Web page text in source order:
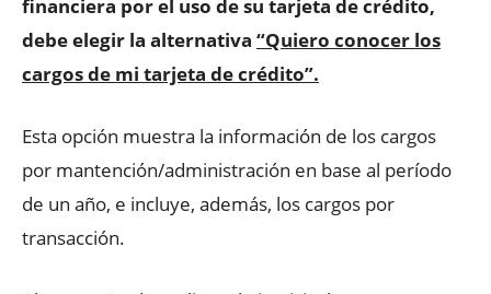
financiera por el uso de su tarjeta de crédito,
debe elegir la alternativa “Quiero conocer los
cargos de mi tarjeta de crédito”.
Esta opción muestra la información de los cargos
por mantención/administración en base al período
de un año, e incluye, además, los cargos por
transacción.